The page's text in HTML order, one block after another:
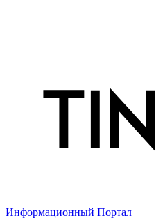
Информационный Портал